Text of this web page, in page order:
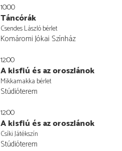
10:00
Táncórák
Csendes László bérlet
Komáromi Jókai Színház
12:00
A kisfiú és az oroszlánok
Mikkamakka bérlet
Stúdióterem
12:00
A kisfiú és az oroszlánok
Csíki Játékszín
Stúdióterem